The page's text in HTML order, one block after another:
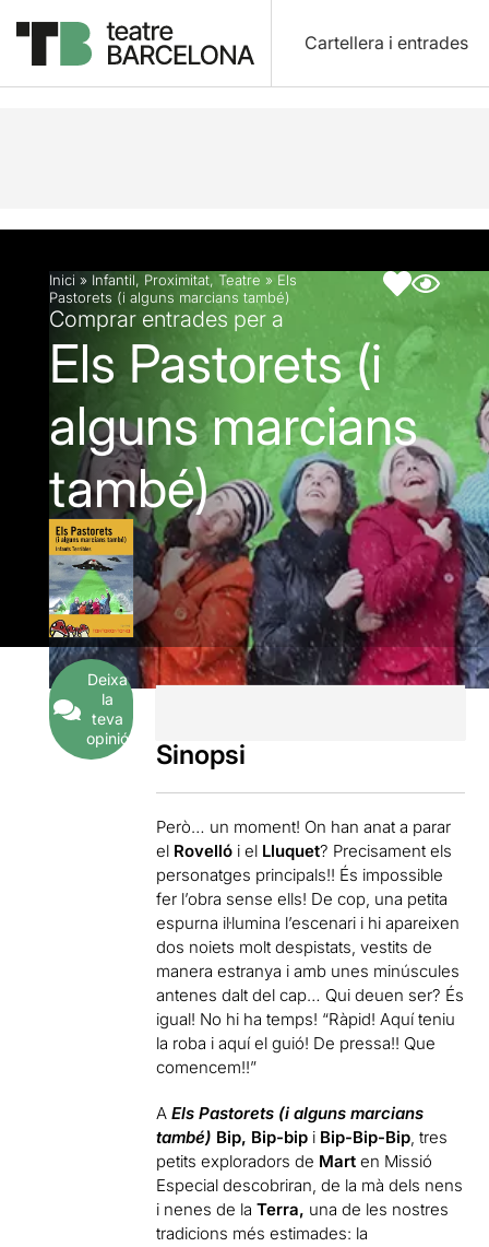
Cartellera i entrades
Descripció Fitxa artística Articles
Inici » Infantil, Proximitat, Teatre » Els
Pastorets (i alguns marcians també)
Comprar entrades per a
Els Pastorets (i
alguns marcians
també)
Deixa
la
teva
opinió
Sinopsi
Però… un moment! On han anat a parar
el Rovelló i el Lluquet? Precisament els
personatges principals!! És impossible
fer l’obra sense ells! De cop, una petita
espurna il·lumina l’escenari i hi apareixen
dos noiets molt despistats, vestits de
manera estranya i amb unes minúscules
antenes dalt del cap… Qui deuen ser? És
igual! No hi ha temps! “Ràpid! Aquí teniu
la roba i aquí el guió! De pressa!! Que
comencem!!”
AEls Pastorets (i alguns marcians
també) Bip, Bip-bip i Bip-Bip-Bip, tres
petits exploradors de Mart en Missió
Especial descobriran, de la mà dels nens
i nenes de laTerra, una de les nostres
tradicions més estimades: la